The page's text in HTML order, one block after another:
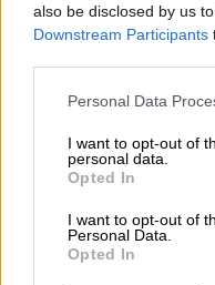
also be disclosed by us
Downstream Participants
Personal Data
I want to opt-out of
personal data.
Opted In
I want to opt-out of
Personal Data.
Opted In
05.08.2026 - 12:11
Αντώνης Βουκλαρής -
05.08.2026 - 11:30
διαμεσολαβητών